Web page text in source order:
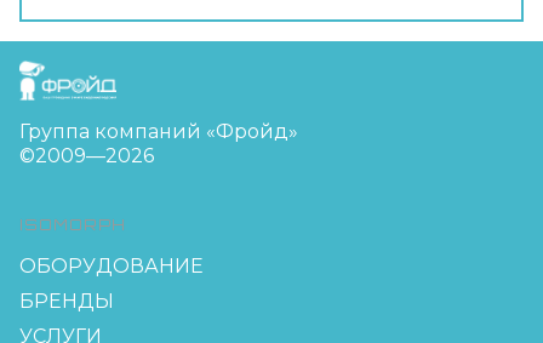
FreudGroup
Группа компаний «Фройд»
©2009—2026
ISOMORPH
ОБОРУДОВАНИЕ
БРЕНДЫ
УСЛУГИ